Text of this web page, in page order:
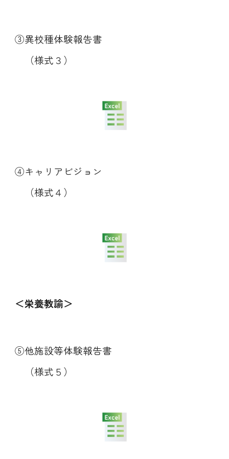
③異校種体験報告書
（様式３）
④キャリアビジョン
（様式４）
＜栄養教諭＞
⑤他施設等体験報告書
（様式５）